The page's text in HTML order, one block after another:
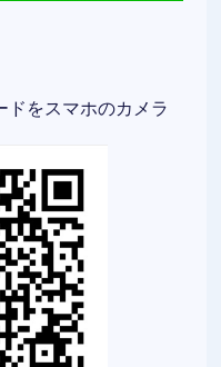
ドをスマホのカメラ